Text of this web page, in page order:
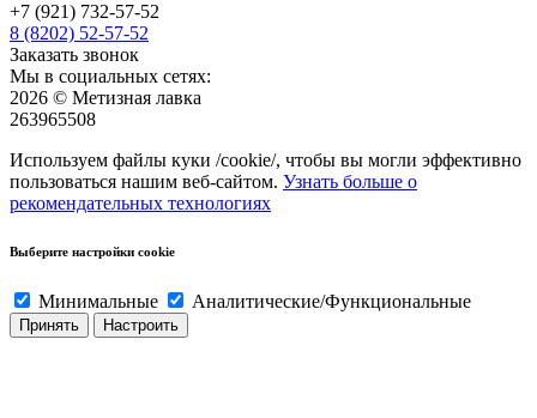
+7 (921) 732-57-52
8 (8202) 52-57-52
Заказать звонок
Мы в социальных сетях:
2026 © Метизная лавка
263965508
Используем файлы куки /cookie/, чтобы вы могли эффективно
пользоваться нашим веб-сайтом. Узнать больше о
рекомендательных технологиях
Выберите настройки cookie
Минимальные Аналитические/Функциональные
Принять Настроить